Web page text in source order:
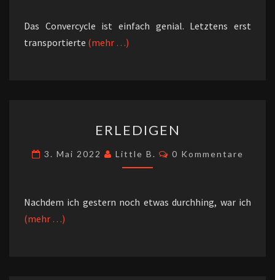
Das Convercycle ist einfach genial. Letztens erst
transportierte (mehr …)
ERLEDIGEN
3. Mai 2022 Little B. Kommentare
0 Kommentare
Nachdem ich gestern noch etwas durchhing, war ich
(mehr …)